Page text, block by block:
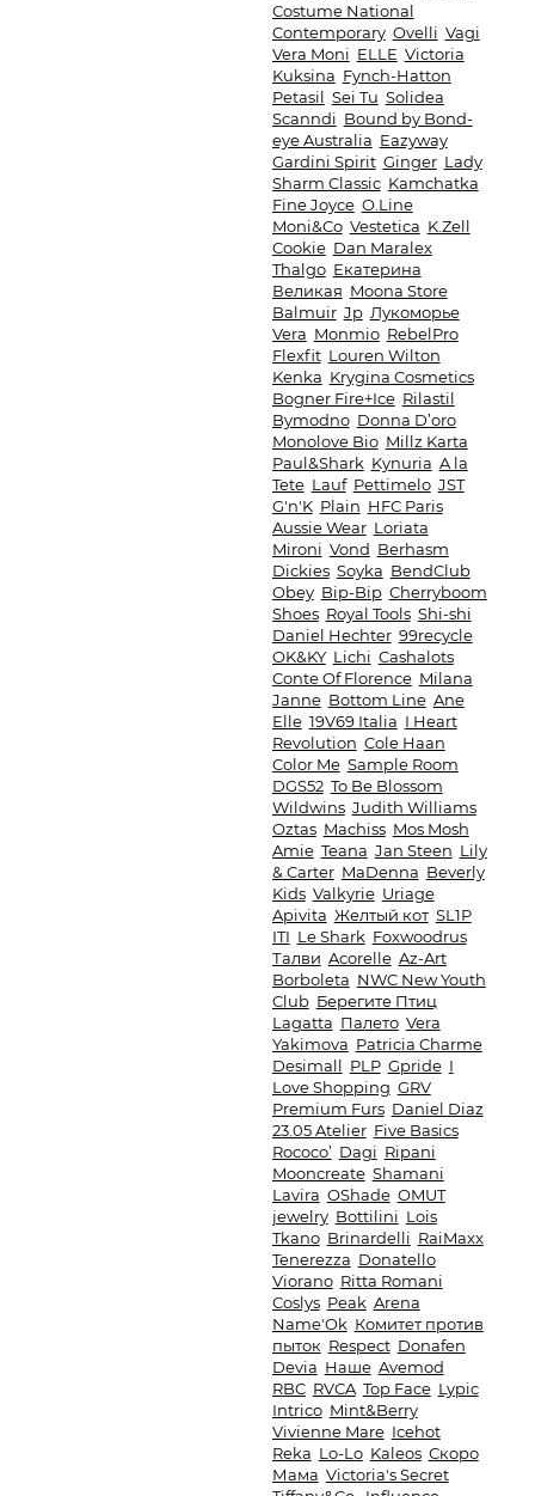
Costume National
Contemporary Ovelli Vagi
Vera Moni ELLE Victoria
Kuksina Fynch-Hatton
Petasil Sei Tu Solidea
Scanndi Bound by Bond-
eye Australia Eazyway
Gardini Spirit Ginger Lady
Sharm Classic Kamchatka
Fine Joyce O.Line
Moni&Co Vestetica K.Zell
Cookie Dan Maralex
Thalgo Екатерина
Великая Moona Store
Balmuir Jp Лукоморье
Vera Monmio RebelPro
Flexfit Louren Wilton
Kenka Krygina Cosmetics
Bogner Fire+Ice Rilastil
Bymodno Donna D’oro
Monolove Bio Millz Karta
Paul&Shark Kynuria A la
Tete Lauf Pettimelo JST
G'n'K Plain HFC Paris
Aussie Wear Loriata
Mironi Vond Berhasm
Dickies Soyka BendClub
Obey Bip-Bip Cherryboom
Shoes Royal Tools Shi-shi
Daniel Hechter 99recycle
OK&KY Lichi Cashalots
Conte Of Florence Milana
Janne Bottom Line Ane
Elle 19V69 Italia I Heart
Revolution Cole Haan
Color Me Sample Room
DGS52 To Be Blossom
Wildwins Judith Williams
Oztas Machiss Mos Mosh
Amie Teana Jan Steen Lily
& Carter MaDenna Beverly
Kids Valkyrie Uriage
Apivita Желтый кот SL1P
ITI Le Shark Foxwoodrus
Талви Acorelle Az-Art
Borboleta NWC New Youth
Club Берегите Птиц
Lagatta Палето Vera
Yakimova Patricia Charme
Desimall PLP Gpride I
Love Shopping GRV
Premium Furs Daniel Diaz
23.05 Atelier Five Basics
Rococo’ Dagi Ripani
Mooncreate Shamani
Lavira OShade OMUT
jewelry Bottilini Lois
Tkano Brinardelli RaiMaxx
Tenerezza Donatello
Viorano Ritta Romani
Coslys Peak Arena
Name'Ok Комитет против
пыток Respect Donafen
Devia Наше Avemod
RBC RVCA Top Face Lypic
Intrico Mint&Berry
Vivienne Mare Icehot
Reka Lo-Lo Kaleos Скоро
Мама Victoria's Secret